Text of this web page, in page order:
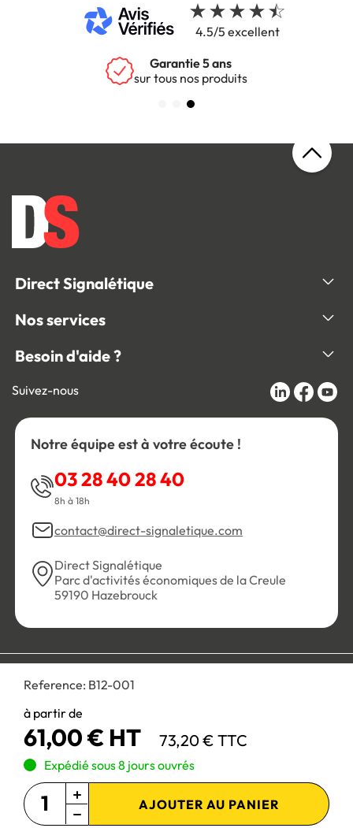
Reference: B12-001
à partir de
61,00 € HT 73,20 € TTC
Expédié sous 8 jours ouvrés
AJOUTER AU PANIER
4.5/5 excellent
Garantie 5 ans
sur tous nos produits
Direct Signalétique
Nos services
Besoin d'aide ?
Suivez-nous
Notre équipe est à votre écoute !
03 28 40 28 40
8h à 18h
contact@direct-signaletique.com
Direct Signalétique
Parc d'activités économiques de la Creule
59190 Hazebrouck
Personnaliser les cookies
Paiement 100% sécurisé :
Site réservé aux professionnels